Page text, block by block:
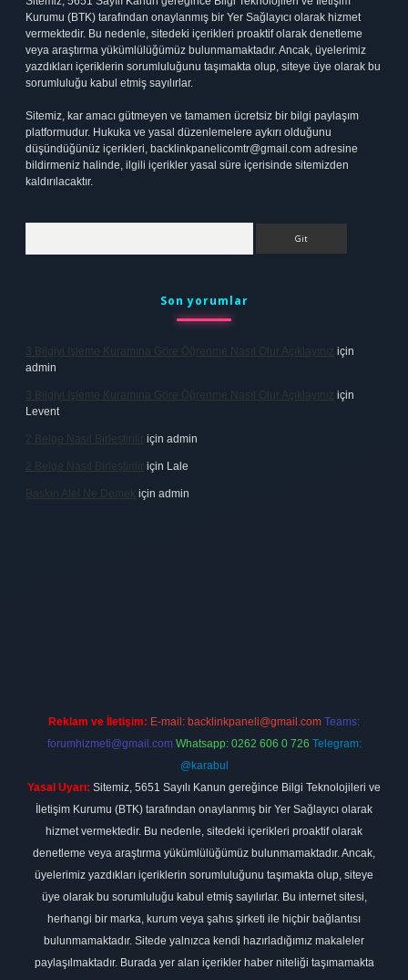
Kurumu (BTK) tarafından onaylanmış bir Yer Sağlayıcı olarak hizmet
vermektedir. Bu nedenle, sitedeki içerikleri proaktif olarak denetleme
veya araştırma yükümlülüğümüz bulunmamaktadır. Ancak, üyelerimiz
yazdıkları içeriklerin sorumluluğunu taşımakta olup, siteye üye olarak bu
sorumluluğu kabul etmiş sayılırlar.
Sitemiz, kar amacı gütmeyen ve tamamen ücretsiz bir bilgi paylaşım
platformudur. Hukuka ve yasal düzenlemelere aykırı olduğunu
düşündüğünüz içerikleri, backlinkpanelicomtr@gmail.com adresine
bildirmeniz halinde, ilgili içerikler yasal süre içerisinde sitemizden
kaldırılacaktır.
Son yorumlar
3 Bilgiyi Işleme Kuramına Göre Öğrenme Nasıl Olur Açıklayınız için
admin
3 Bilgiyi Işleme Kuramına Göre Öğrenme Nasıl Olur Açıklayınız için
Levent
2 Belge Nasıl Birleştirilir için admin
2 Belge Nasıl Birleştirilir için Lale
Baskın Alel Ne Demek için admin
Reklam ve İletişim: E-mail: backlinkpaneli@gmail.com Teams:
forumhizmeti@gmail.com Whatsapp: 0262 606 0 726 Telegram:
@karabul
Yasal Uyarı: Sitemiz, 5651 Sayılı Kanun gereğince Bilgi Teknolojileri ve
İletişim Kurumu (BTK) tarafından onaylanmış bir Yer Sağlayıcı olarak
hizmet vermektedir. Bu nedenle, sitedeki içerikleri proaktif olarak
denetleme veya araştırma yükümlülüğümüz bulunmamaktadır. Ancak,
üyelerimiz yazdıkları içeriklerin sorumluluğunu taşımakta olup, siteye
üye olarak bu sorumluluğu kabul etmiş sayılırlar. Bu internet sitesi,
herhangi bir marka, kurum veya şahıs şirketi ile hiçbir bağlantısı
bulunmamaktadır. Sitede yalnızca kendi hazırladığımız makaleler
paylaşılmaktadır. Burada yer alan içerikler haber niteliği taşımamakta